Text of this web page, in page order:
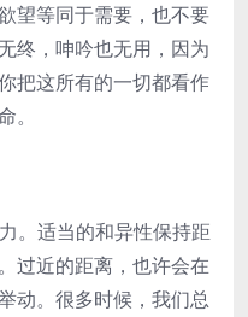
望等同于需要，也不要
终，呻吟也无用，因为
把这所有的一切都看作
。
适当的和异性保持距
过近的距离，也许会在
动。很多时候，我们总